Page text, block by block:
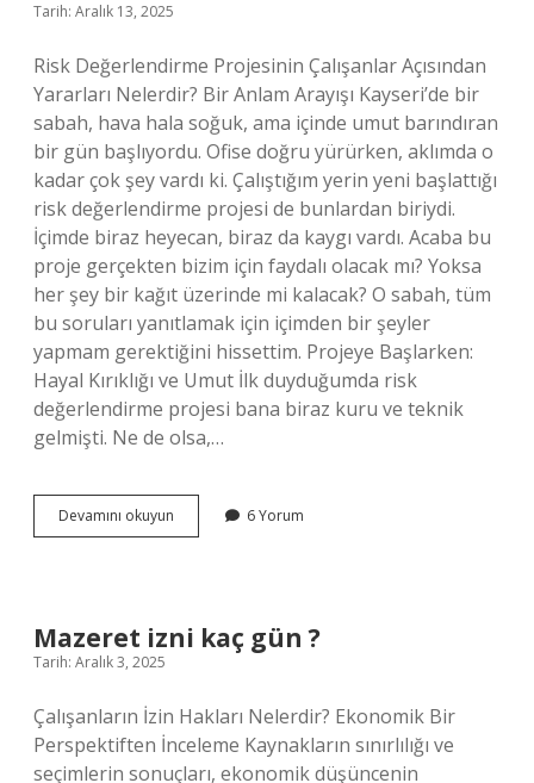
Tarih: Aralık 13, 2025
Risk Değerlendirme Projesinin Çalışanlar Açısından
Yararları Nelerdir? Bir Anlam Arayışı Kayseri’de bir
sabah, hava hala soğuk, ama içinde umut barındıran
bir gün başlıyordu. Ofise doğru yürürken, aklımda o
kadar çok şey vardı ki. Çalıştığım yerin yeni başlattığı
risk değerlendirme projesi de bunlardan biriydi.
İçimde biraz heyecan, biraz da kaygı vardı. Acaba bu
proje gerçekten bizim için faydalı olacak mı? Yoksa
her şey bir kağıt üzerinde mi kalacak? O sabah, tüm
bu soruları yanıtlamak için içimden bir şeyler
yapmam gerektiğini hissettim. Projeye Başlarken:
Hayal Kırıklığı ve Umut İlk duyduğumda risk
değerlendirme projesi bana biraz kuru ve teknik
gelmişti. Ne de olsa,…
Devamını okuyun
değerlendirme
nelerdir
6 Yorum
Mazeret izni kaç gün ?
Tarih: Aralık 3, 2025
Çalışanların İzin Hakları Nelerdir? Ekonomik Bir
Perspektiften İnceleme Kaynakların sınırlılığı ve
seçimlerin sonuçları, ekonomik düşüncenin